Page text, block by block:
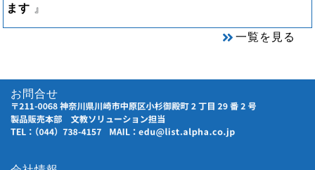
ます
一覧を見る
お問合せ